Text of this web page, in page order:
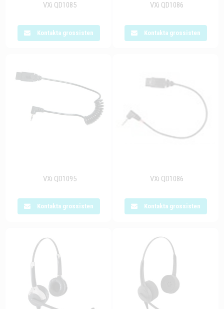
VXi QD1085
Kontakta grossisten
VXi QD1086
Kontakta grossisten
VXi QD1095
Kontakta grossisten
VXi QD1086
Kontakta grossisten